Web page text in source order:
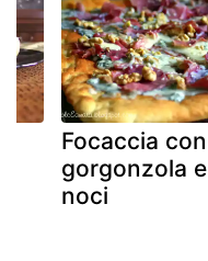
Focaccia con
gorgonzola e
noci